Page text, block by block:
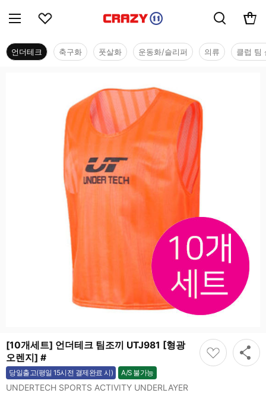
언더테크 축구화 풋살화 운동화/슬리퍼 의류 클럽 팀
[10개세트] 언더테크 팀조끼 UTJ981 [형광
오렌지] #
당일출고(평일 15시전 결제완료 시) A/S 불가능
불가능
UNDERTECH SPORTS ACTIVITY UNDERLAYER